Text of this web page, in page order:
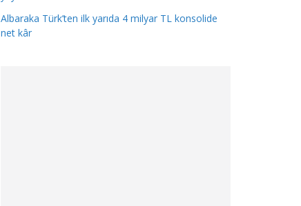
Albaraka Türk’ten ilk yarıda 4 milyar TL konsolide
net kâr